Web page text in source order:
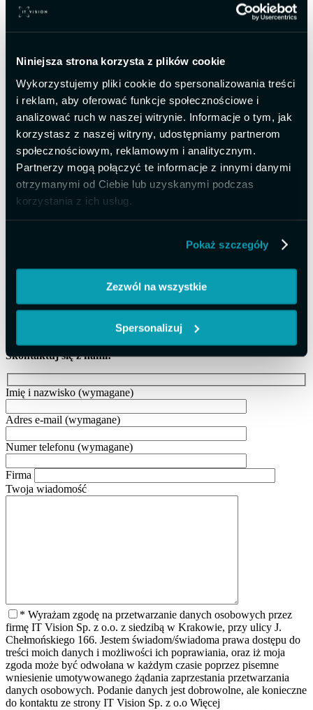
Niniejsza strona korzysta z plików cookie
Wykorzystujemy pliki cookie do spersonalizowania treści
i reklam, aby oferować funkcje społecznościowe i
analizować ruch w naszej witrynie. Informacje o tym, jak
korzystasz z naszej witryny, udostępniamy partnerom
społecznościowym, reklamowym i analitycznym.
Partnerzy mogą połączyć te informacje z innymi danymi
otrzymanymi od Ciebie lub uzyskanymi podczas
korzystania z ich usług.
Pokaż szczegóły
Zezwól na wszystkie
Spersonalizuj
przenieść obsługę dokumentów kosztowych, wydatków i akceptacji
do jednego środowiska — bez konieczności pracy na wielu
W połączeniu zMicrosoft Dynamics 365 Business Central
skrócić czas księgowania dokumentów,
ograniczyć liczbę błędów manualnych,
usprawnić proces akceptacji kosztów,
zwiększyć kontrolę nad wydatkami,
przygotować organizację do KSeF i dalszej cyfryzacji
Continia w portfolio IT Vision
WIT Visionspecjalizujemy się we wdrożeniach systemów ERP dla
obejmuje nie tylko Business Central, ale również rozwiązania
procesów biznesowych.
Współpraca z Continią pozwala nam jeszcze lepiej rozwijać obszar
nowoczesnych procesów finansowych i AP Automation w firmach,
bardziej skalowalne środowisko pracy.
Skontaktuj się z nami!
Imię i nazwisko (wymagane)
Adres e-mail (wymagane)
Numer telefonu (wymagane)
Firma
Twoja wiadomość
* Wyrażam zgodę na przetwarzanie danych osobowych przez
firmę IT Vision Sp. z o.o. z siedzibą w Krakowie, przy ulicy J.
Chełmońskiego 166. Jestem świadom/świadoma prawa dostępu do
treści moich danych i możliwości ich poprawiania, oraz iż moja
zgoda może być odwołana w każdym czasie poprzez pisemne
wniesienie umotywowanego żądania zaprzestania przetwarzania
danych osobowych. Podanie danych jest dobrowolne, ale konieczne
do kontaktu ze strony IT Vision Sp. z o.o Więcej